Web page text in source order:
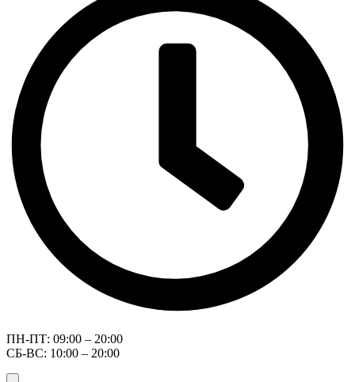
ПН-ПТ: 09:00 – 20:00
СБ-ВС: 10:00 – 20:00